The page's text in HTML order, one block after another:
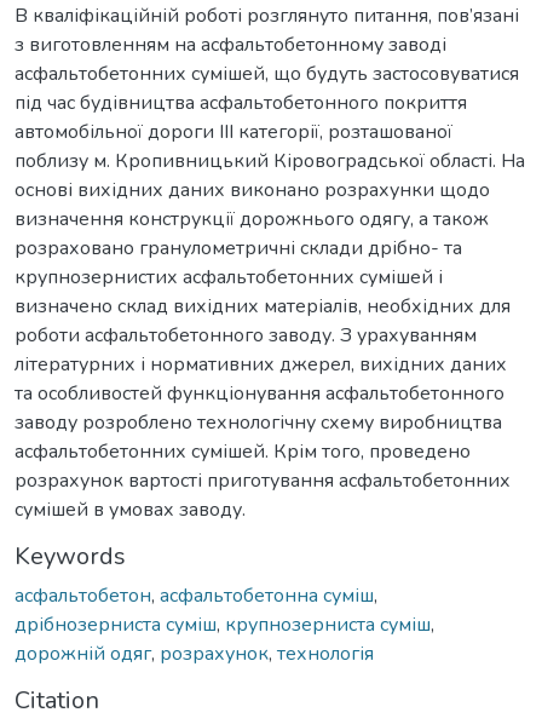
В кваліфікаційній роботі розглянуто питання, пов’язані
з виготовленням на асфальтобетонному заводі
асфальтобетонних сумішей, що будуть застосовуватися
під час будівництва асфальтобетонного покриття
автомобільної дороги ІІІ категорії, розташованої
поблизу м. Кропивницький Кіровоградської області. На
основі вихідних даних виконано розрахунки щодо
визначення конструкції дорожнього одягу, а також
розраховано гранулометричні склади дрібно- та
крупнозернистих асфальтобетонних сумішей і
визначено склад вихідних матеріалів, необхідних для
роботи асфальтобетонного заводу. З урахуванням
літературних і нормативних джерел, вихідних даних
та особливостей функціонування асфальтобетонного
заводу розроблено технологічну схему виробництва
асфальтобетонних сумішей. Крім того, проведено
розрахунок вартості приготування асфальтобетонних
сумішей в умовах заводу.
Keywords
асфальтобетон, асфальтобетонна суміш,
дрібнозерниста суміш, крупнозерниста суміш,
дорожній одяг, розрахунок, технологія
Citation